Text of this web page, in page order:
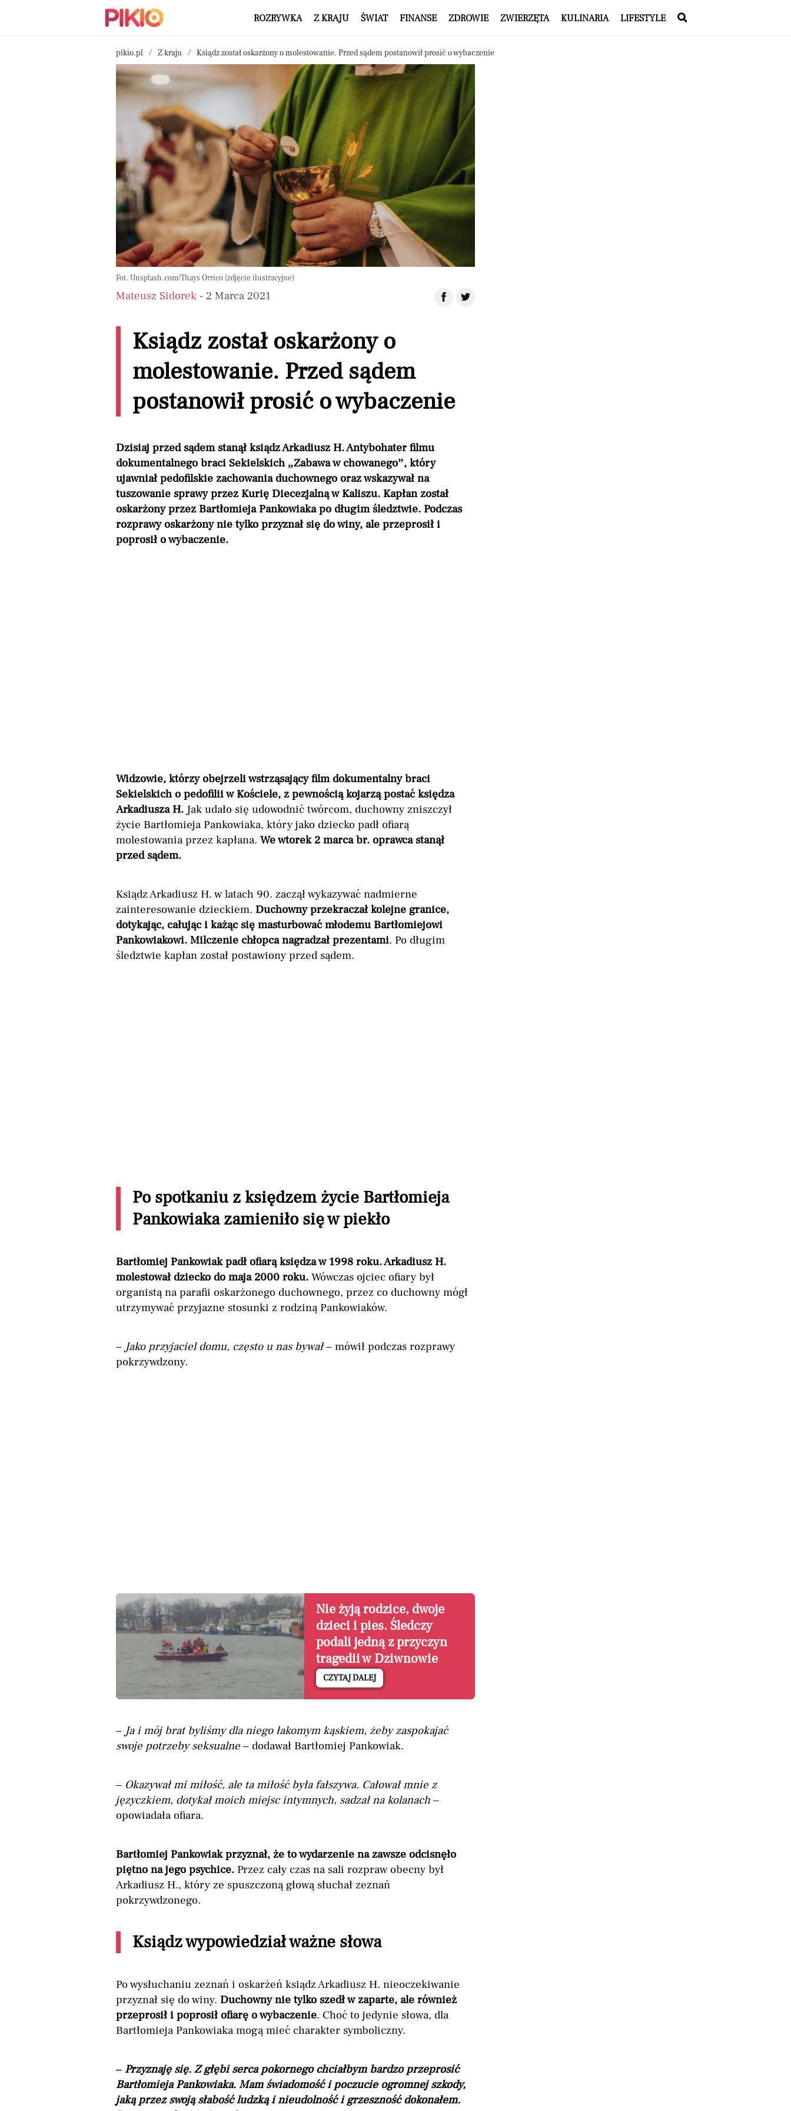
ROZRYWKA Z KRAJU ŚWIAT FINANSE ZDROWIE ZWIERZĘTA KULINARIA LIFESTYLE
pikio.pl Z kraju Ksiądz został oskarżony o molestowanie. Przed sądem postanowił prosić o wybaczenie
Fot. Unsplash.com/Thays Orrico (zdjęcie ilustracyjne)
Mateusz Sidorek - 2 Marca 2021
Ksiądz został oskarżony o
molestowanie. Przed sądem
postanowił prosić o wybaczenie
Dzisiaj przed sądem stanął ksiądz Arkadiusz H. Antybohater filmu
dokumentalnego braci Sekielskich „Zabawa w chowanego”, który
ujawniał pedofilskie zachowania duchownego oraz wskazywał na
tuszowanie sprawy przez Kurię Diecezjalną w Kaliszu. Kapłan został
oskarżony przez Bartłomieja Pankowiaka po długim śledztwie. Podczas
rozprawy oskarżony nie tylko przyznał się do winy, ale przeprosił i
poprosił o wybaczenie.
Widzowie, którzy obejrzeli wstrząsający film dokumentalny braci
Sekielskich o pedofilii w Kościele, z pewnością kojarzą postać księdza
Arkadiusza H. Jak udało się udowodnić twórcom, duchowny zniszczył
życie Bartłomieja Pankowiaka, który jako dziecko padł ofiarą
molestowania przez kapłana. We wtorek 2 marca br. oprawca stanął
przed sądem.
Ksiądz Arkadiusz H. w latach 90. zaczął wykazywać nadmierne
zainteresowanie dzieckiem. Duchowny przekraczał kolejne granice,
dotykając, całując i każąc się masturbować młodemu Bartłomiejowi
Pankowiakowi. Milczenie chłopca nagradzał prezentami. Po długim
śledztwie kapłan został postawiony przed sądem.
Po spotkaniu z księdzem życie Bartłomieja
Pankowiaka zamieniło się w piekło
Bartłomiej Pankowiak padł ofiarą księdza w 1998 roku. Arkadiusz H.
molestował dziecko do maja 2000 roku. Wówczas ojciec ofiary był
organistą na parafii oskarżonego duchownego, przez co duchowny mógł
utrzymywać przyjazne stosunki z rodziną Pankowiaków.
– Jako przyjaciel domu, często u nas bywał– mówił podczas rozprawy
pokrzywdzony.
Nie żyją rodzice, dwoje
dzieci i pies. Śledczy
podali jedną z przyczyn
tragedii w Dziwnowie
CZYTAJ DALEJ
– Ja i mój brat byliśmy dla niego łakomym kąskiem, żeby zaspokajać
swoje potrzeby seksualne– dodawał Bartłomiej Pankowiak.
– Okazywał mi miłość, ale ta miłość była fałszywa. Całował mnie z
języczkiem, dotykał moich miejsc intymnych, sadzał na kolanach–
opowiadała ofiara.
Bartłomiej Pankowiak przyznał, że to wydarzenie na zawsze odcisnęło
piętno na jego psychice. Przez cały czas na sali rozpraw obecny był
Arkadiusz H., który ze spuszczoną głową słuchał zeznań
pokrzywdzonego.
Ksiądz wypowiedział ważne słowa
Po wysłuchaniu zeznań i oskarżeń ksiądz Arkadiusz H. nieoczekiwanie
przyznał się do winy. Duchowny nie tylko szedł w zaparte, ale również
przeprosił i poprosił ofiarę o wybaczenie. Choć to jedynie słowa, dla
Bartłomieja Pankowiaka mogą mieć charakter symboliczny.
– Przyznaję się. Z głębi serca pokornego chciałbym bardzo przeprosić
Bartłomieja Pankowiaka. Mam świadomość i poczucie ogromnej szkody,
jaką przez swoją słabość ludzką i nieudolność i grzeszność dokonałem.